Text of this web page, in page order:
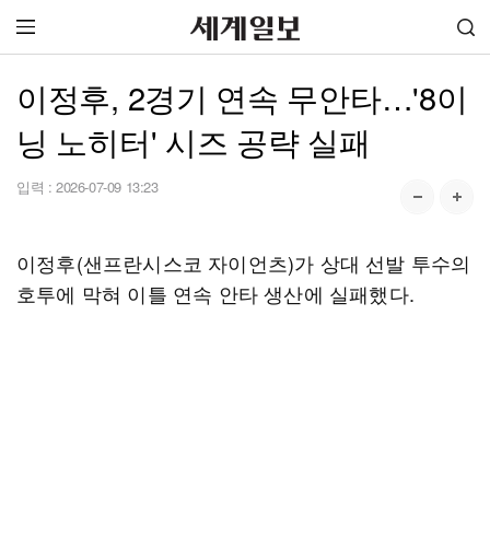
이정후, 2경기 연속 무안타…'8이
닝 노히터' 시즈 공략 실패
입력 : 2026-07-09 13:23
이정후(샌프란시스코 자이언츠)가 상대 선발 투수의
호투에 막혀 이틀 연속 안타 생산에 실패했다.